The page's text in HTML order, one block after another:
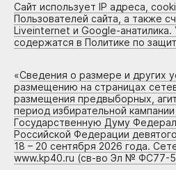
Сайт использует IP адреса,
Пользователей сайта, а также
Liveinternet и Google-анатилика.
содержатся в Политике по
«Сведения о размере и других
размещению на страницах
размещения предвыборных,
период избирательной
Государственную Думу
Российской Федерации
18 – 20 сентября 2026 года.
www.kp40.ru (св-во Эл № ФС77-